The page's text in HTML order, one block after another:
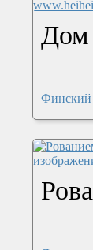
Дом
Финский